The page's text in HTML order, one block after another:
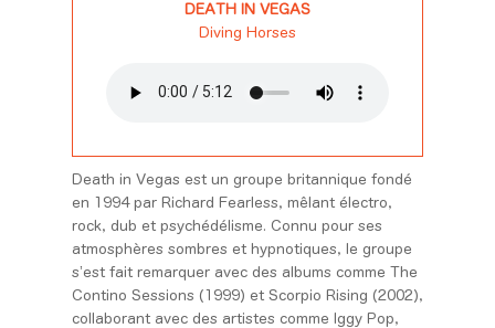
DEATH IN VEGAS
Diving Horses
Death in Vegas est un groupe britannique fondé
en 1994 par Richard Fearless, mêlant électro,
rock, dub et psychédélisme. Connu pour ses
atmosphères sombres et hypnotiques, le groupe
s’est fait remarquer avec des albums comme
The
Contino Sessions (1999) et Scorpio Rising (2002),
collaborant avec des artistes comme Iggy Pop,